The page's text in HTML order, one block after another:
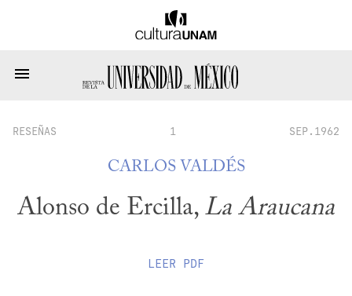
RESEÑAS 1 SEP.1962
CARLOS VALDÉS
Alonso de Ercilla, La Araucana
LEER PDF